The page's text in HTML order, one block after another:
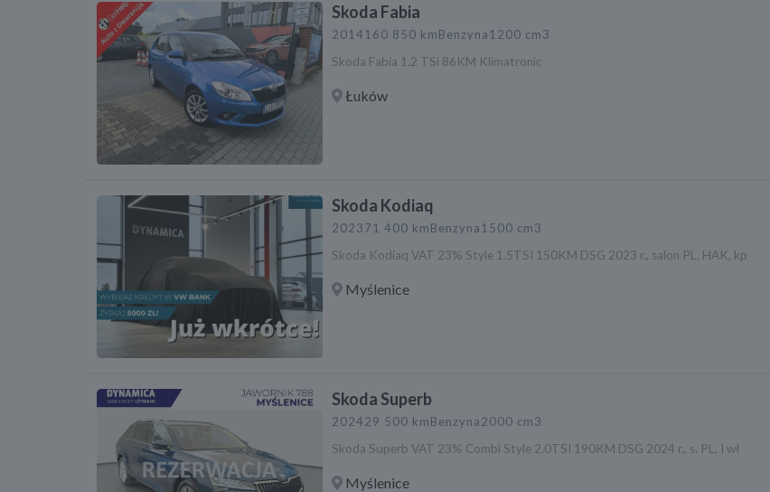
Skoda Fabia
2014160 850 kmBenzyna1200 cm3
Skoda Fabia 1.2 TSi 86KM Klimatronic
Łuków
Skoda Kodiaq
202371 400 kmBenzyna1500 cm3
Skoda Kodiaq VAT 23% Style 1.5TSI 150KM DSG 2023 r., salon PL, HAK, kp
Myślenice
Skoda Superb
202429 500 kmBenzyna2000 cm3
Skoda Superb VAT 23% Combi Style 2.0TSI 190KM DSG 2024 r., s. PL, I wł
Myślenice